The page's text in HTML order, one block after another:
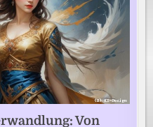
Von